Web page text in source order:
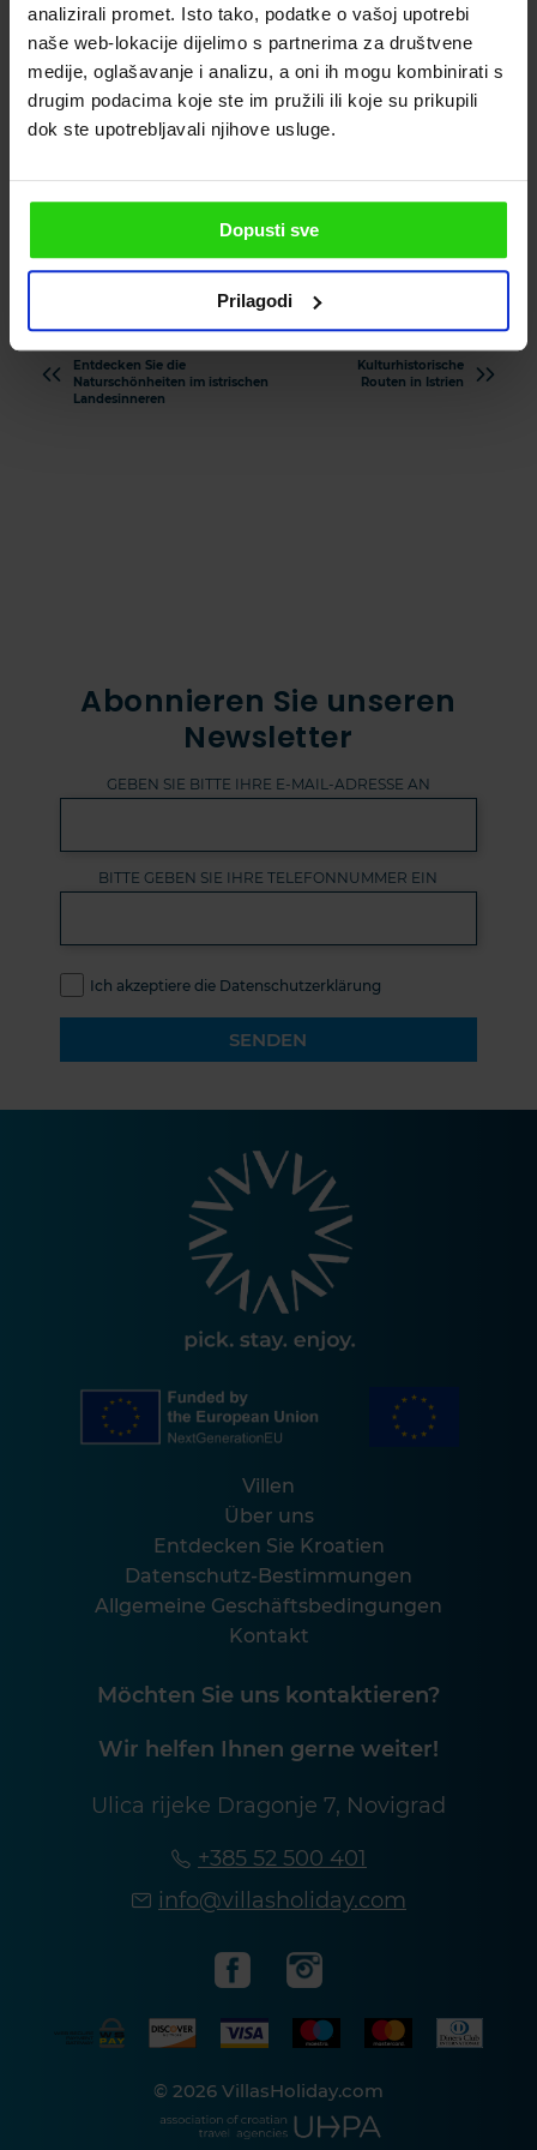
analizirali promet. Isto tako, podatke o vašoj upotrebi
naše web-lokacije dijelimo s partnerima za društvene
medije, oglašavanje i analizu, a oni ih mogu kombinirati s
drugim podacima koje ste im pružili ili koje su prikupili
dok ste upotrebljavali njihove usluge.
Dopusti sve
Prilagodi
Benannt nach dem Eremiten St. Romuald,
der sich dort mehrere Jahre aufgehalten
haben soll, liegt die Höhle am Lim-Kanal und
ist für Besuche geöffnet. Es wurden dort
ausgestorbenen Tierarten aus der Eiszeit
gefunden. Heute beherbergt die 105 m lange
Höhle eine vom Aussterben bedrohte Art –
die große Fledermaus.
Entdecken Sie die
Naturschönheiten im istrischen
Landesinneren
Kulturhistorische
Routen in Istrien
Abonnieren Sie unseren
Newsletter
GEBEN SIE BITTE IHRE E-MAIL-ADRESSE AN
BITTE GEBEN SIE IHRE TELEFONNUMMER EIN
Ich akzeptiere die Datenschutzerklärung
SENDEN
Villen
Über uns
Entdecken Sie Kroatien
Datenschutz-Bestimmungen
Allgemeine Geschäftsbedingungen
Kontakt
Möchten Sie uns kontaktieren?
Wir helfen Ihnen gerne weiter!
Ulica rijeke Dragonje 7, Novigrad
+385 52 500 401
info@villasholiday.com
© 2026 VillasHoliday.com